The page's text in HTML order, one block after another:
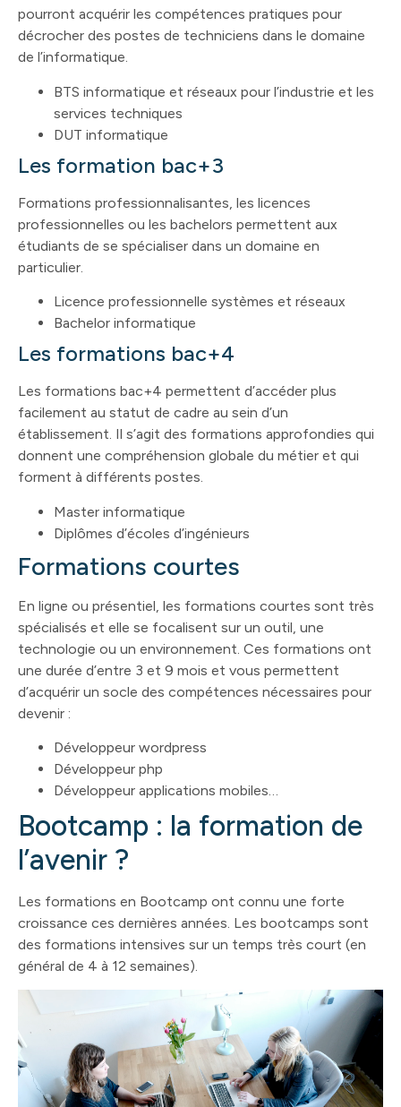
pourront acquérir les compétences pratiques pour
décrocher des postes de techniciens dans le domaine
de l’informatique.
BTS informatique et réseaux pour l’industrie et les
services techniques
DUT informatique
Les formation bac+3
Formations professionnalisantes, les licences
professionnelles ou les bachelors permettent aux
étudiants de se spécialiser dans un domaine en
particulier.
Licence professionnelle systèmes et réseaux
Bachelor informatique
Les formations bac+4
Les formations bac+4 permettent d’accéder plus
facilement au statut de cadre au sein d’un
établissement. Il s’agit des formations approfondies qui
donnent une compréhension globale du métier et qui
forment à différents postes.
Master informatique
Diplômes d’écoles d’ingénieurs
Formations courtes
En ligne ou présentiel, les formations courtes sont très
spécialisés et elle se focalisent sur un outil, une
technologie ou un environnement. Ces formations ont
une durée d’entre 3 et 9 mois et vous permettent
d’acquérir un socle des compétences nécessaires pour
devenir :
Développeur wordpress
Développeur php
Développeur applications mobiles…
Bootcamp : la formation de
l’avenir ?
Les formations en Bootcamp ont connu une forte
croissance ces dernières années. Les bootcamps sont
des formations intensives sur un temps très court (en
général de 4 à 12 semaines).